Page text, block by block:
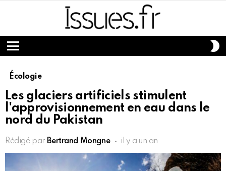
Menu
Écologie
Les glaciers artificiels stimulent
l'approvisionnement en eau dans le
nord du Pakistan
Rédigé par Bertrand Mongne il y a un an